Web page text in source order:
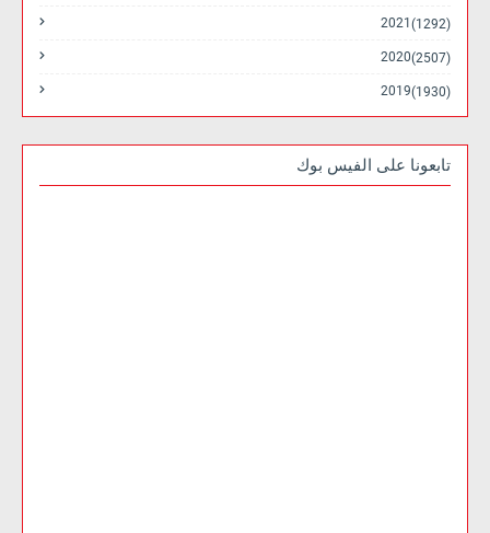
2021 (1292)
2020 (2507)
2019 (1930)
تابعونا على الفيس بوك